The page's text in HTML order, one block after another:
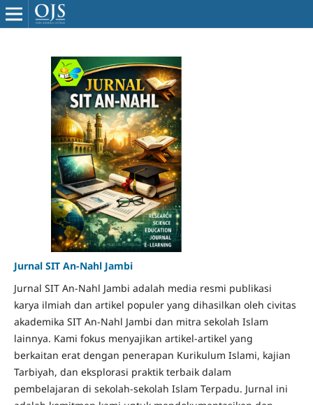
Jurnal SIT An-Nahl Jambi
Jurnal SIT An-Nahl Jambi adalah media resmi publikasi
karya ilmiah dan artikel populer yang dihasilkan oleh civitas
akademika SIT An-Nahl Jambi dan mitra sekolah Islam
lainnya. Kami fokus menyajikan artikel-artikel yang
berkaitan erat dengan penerapan Kurikulum Islami, kajian
Tarbiyah, dan eksplorasi praktik terbaik dalam
pembelajaran di sekolah-sekolah Islam Terpadu. Jurnal ini